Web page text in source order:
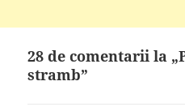
28 de comentarii la
stramb”